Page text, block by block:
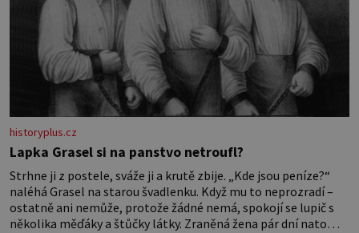
historyplus.cz
Lapka Grasel si na panstvo netroufl?
Strhne ji z postele, sváže ji a krutě zbije. „Kde jsou peníze?“
naléhá Grasel na starou švadlenku. Když mu to neprozradí –
ostatně ani nemůže, protože žádné nemá, spokojí se lupič s
několika měďáky a štůčky látky. Zraněná žena pár dní nato